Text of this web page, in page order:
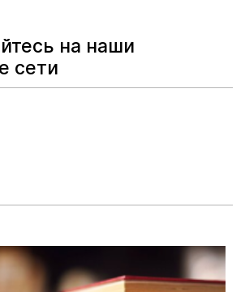
на наши
сети